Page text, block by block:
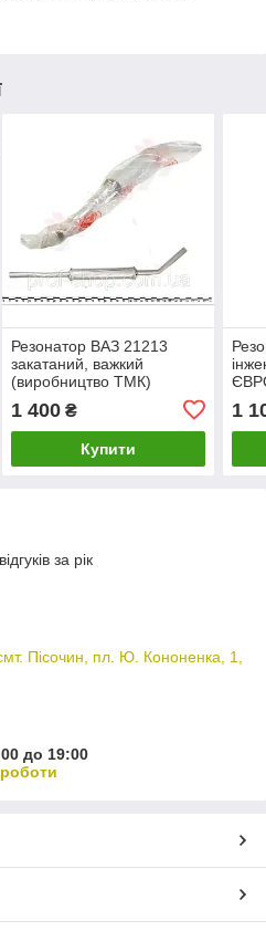
Резонатор ВАЗ 21213
закатаний, важкий
(виробництво ТМК)
1 400₴
Купити
1
за рік
Пісочин, пл. Ю. Кононенка, 1,
до 19:00